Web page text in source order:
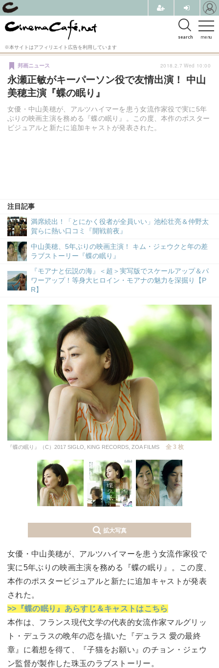
menu
search
※本サイトはアフィリエイト広告を利用しています
永瀬正敏がキーパーソン役で友情出演！ 中山
美穂主演『蝶の眠り』
女優・中山美穂が、アルツハイマーを患う女流作家役で実に5年
ぶりの映画主演を務める『蝶の眠り』。この度、本作のポスター
ビジュアルと新たに追加キャストが発表された。
邦画ニュース
注目記事
満席続出！「とにかく役者が全員いい」池松壮亮＆仲野太
賀らに熱い口コミ『開戦前夜』
中山美穂、5年ぶりの映画主演！ キム・ジェウクと年の差
ラブストーリー『蝶の眠り』
『モアナと伝説の海』＜超＞実写版でスケールアップ＆パ
ワーアップ！等身大ヒロイン・モアナの魅力を深掘り【P
R】
2018.2.7 Wed 10:00
『蝶の眠り』（C）2017 SIGLO, KING RECORDS, ZOA FILMS 全 3 枚
拡大写真
女優・中山美穂が、アルツハイマーを患う女流作家役で
実に5年ぶりの映画主演を務める『蝶の眠り』。この度、
本作のポスタービジュアルと新たに追加キャストが発表
された。
>>『蝶の眠り』あらすじ＆キャストはこちら
本作は、フランス現代文学の代表的女流作家マルグリッ
ト・デュラスの晩年の恋を描いた『デュラス 愛の最終
章』に着想を得て、『子猫をお願い』のチョン・ジェウ
ン監督が製作した珠玉のラブストーリー。